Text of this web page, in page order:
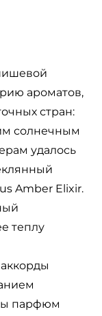
ароматов,
стран:
солнечным
удалось
Amber Elixir.
теплу
парфюм